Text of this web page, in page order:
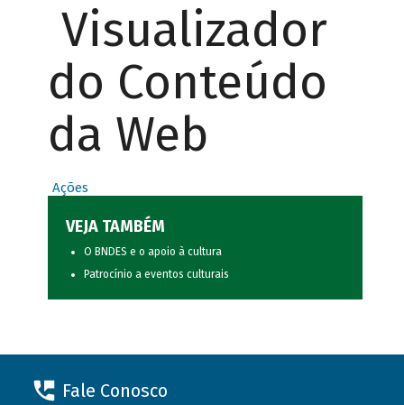
Visualizador
do Conteúdo
da Web
Ações
VEJA TAMBÉM
O BNDES e o apoio à cultura
Patrocínio a eventos culturais
Fale Conosco